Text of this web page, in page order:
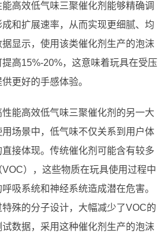
高效低气味三聚催化剂能够精确调
和扩展速率，从而实现更细腻、均
显示，使用该类催化剂生产的泡沫
高15%-20%，这意味着玩具在受压
更好的手感体验。
能高效低气味三聚催化剂的另一大
场景中，低气味不仅关系到用户体
接体现。传统催化剂可能含有较多
），这些物质在玩具使用过程中
吸系统和神经系统造成潜在危害。
殊的分子设计，大幅减少了VOC的
数据，采用这种催化剂生产的泡沫